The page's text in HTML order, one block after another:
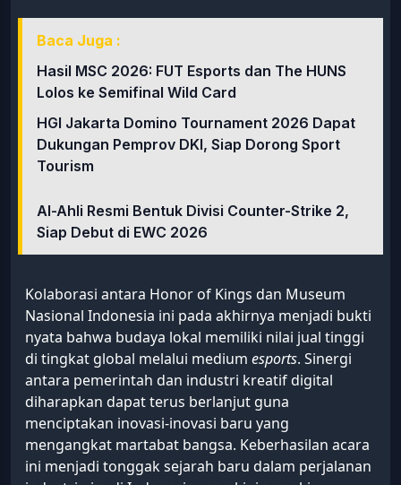
Baca Juga :
Hasil MSC 2026: FUT Esports dan The HUNS
Lolos ke Semifinal Wild Card
HGI Jakarta Domino Tournament 2026 Dapat
Dukungan Pemprov DKI, Siap Dorong Sport
Tourism
Al-Ahli Resmi Bentuk Divisi Counter-Strike 2,
Siap Debut di EWC 2026
Kolaborasi antara Honor of Kings dan Museum
Nasional Indonesia ini pada akhirnya menjadi bukti
nyata bahwa budaya lokal memiliki nilai jual tinggi
di tingkat global melalui medium esports. Sinergi
antara pemerintah dan industri kreatif digital
diharapkan dapat terus berlanjut guna
menciptakan inovasi-inovasi baru yang
mengangkat martabat bangsa. Keberhasilan acara
ini menjadi tonggak sejarah baru dalam perjalanan